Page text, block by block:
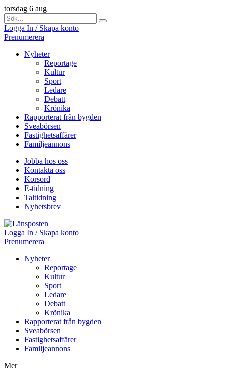
torsdag 6 aug
Logga In / Skapa konto
Prenumerera
Nyheter
Reportage
Kultur
Sport
Ledare
Debatt
Krönika
Rapporterat från bygden
Sveabörsen
Fastighetsaffärer
Familjeannons
Jobba hos oss
Kontakta oss
Korsord
E-tidning
Taltidning
Nyhetsbrev
Logga In / Skapa konto
Prenumerera
Nyheter
Reportage
Kultur
Sport
Ledare
Debatt
Krönika
Rapporterat från bygden
Sveabörsen
Fastighetsaffärer
Familjeannons
Mer